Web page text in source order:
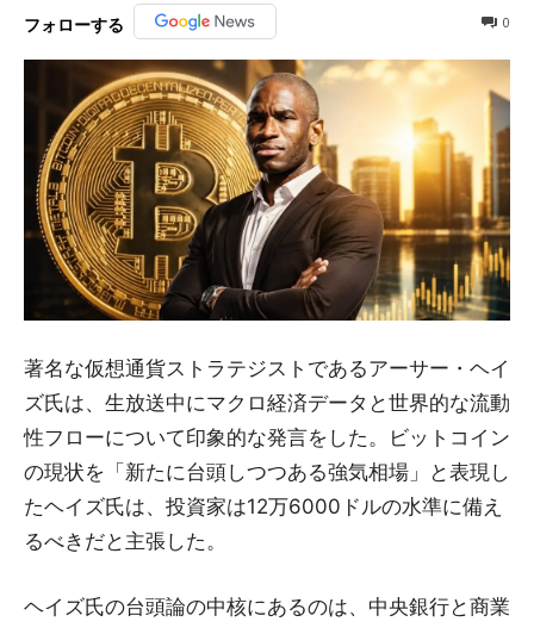
フォローする 0
著名な仮想通貨ストラテジストであるアーサー・ヘイ
ズ氏は、生放送中にマクロ経済データと世界的な流動
性フローについて印象的な発言をした。ビットコイン
の現状を「新たに台頭しつつある強気相場」と表現し
たヘイズ氏は、投資家は12万6000ドルの水準に備え
るべきだと主張した。
ヘイズ氏の台頭論の中核にあるのは、中央銀行と商業